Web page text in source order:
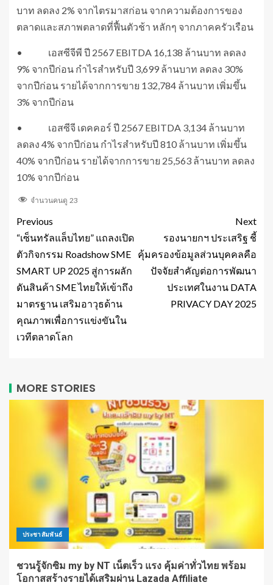
บาท ลดลง 2% จากไตรมาสก่อน จากความต้องการของ
ตลาดและสภาพตลาดที่ฟื้นตัวช้า หลักๆ จากภาคครัวเรือน
• เอสซีจีพี ปี 2567 EBITDA 16,138 ล้านบาท ลดลง
9% จากปีก่อน กำไรสำหรับปี 3,699 ล้านบาท ลดลง 30%
จากปีก่อน รายได้จากการขาย 132,784 ล้านบาท เพิ่มขึ้น
3% จากปีก่อน
• เอสซีจี เดคคอร์ ปี 2567 EBITDA 3,134 ล้านบาท
ลดลง 4% จากปีก่อน กำไรสำหรับปี 810 ล้านบาท เพิ่มขึ้น
40% จากปีก่อน รายได้จากการขาย 25,563 ล้านบาท ลดลง
10% จากปีก่อน
จำนวนคนดู 23
Previous
“เซ็นทรัลแล็บไทย” แถลงเปิด
ตัวกิจกรรม Roadshow SME
SMART UP 2025 สู่การผลัก
ดันสินค้า SME ไทยให้เข้าถึง
มาตรฐาน เสริมอาวุธด้าน
คุณภาพเพื่อการแข่งขันใน
เวทีตลาดโลก
Next
รองนายกฯ ประเสริฐ ชี้
คุ้มครองข้อมูลส่วนบุคคลคือ
ปัจจัยสำคัญต่อการพัฒนา
ประเทศในงาน DATA
PRIVACY DAY 2025
MORE STORIES
ประชาสัมพันธ์
ชวนรู้จักซิม my by NT เน็ตเร็ว แรง คุ้มค่าทั่วไทย พร้อม
โอกาสสร้างรายได้เสริมผ่าน Lazada Affiliate